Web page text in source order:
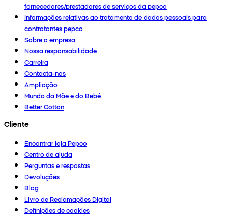
fornecedores/prestadores de serviços da pepco
Informações relativas ao tratamento de dados pessoais para
contratantes pepco
Sobre a empresa
Nossa responsabilidade
Carreira
Contacta-nos
Ampliação
Mundo da Mãe e do Bebé
Better Cotton
Cliente
Encontrar loja Pepco
Centro de ajuda
Perguntas e respostas
Devoluções
Blog
Livro de Reclamações Digital
Definições de cookies